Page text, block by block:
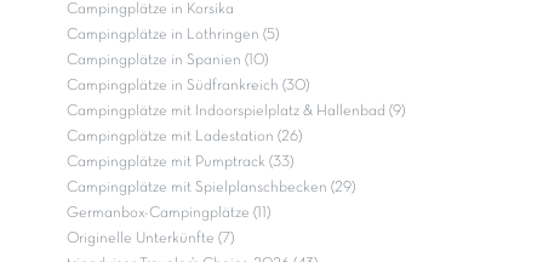
Campingplätze in Korsika
Campingplätze in Lothringen (5)
Campingplätze in Spanien (10)
Campingplätze in Südfrankreich (30)
Campingplätze mit Indoorspielplatz & Hallenbad (9)
Campingplätze mit Ladestation (26)
Campingplätze mit Pumptrack (33)
Campingplätze mit Spielplanschbecken (29)
Germanbox-Campingplätze (11)
Originelle Unterkünfte (7)